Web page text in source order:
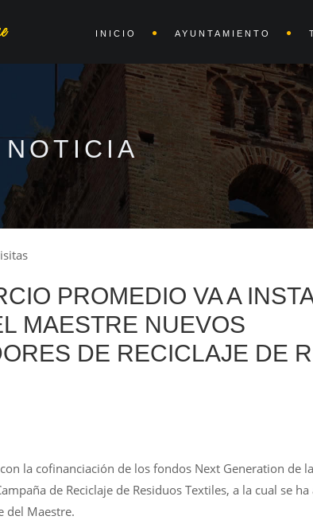
INICIO AYUNTAMIENTO
PROMEDIO VA A
MAESTRE NUEVOS
DE RECICLAJE DE
la cofinanciación de los fondos Next Generation de
de Reciclaje de Residuos Textiles, a la cual se
del Maestre.